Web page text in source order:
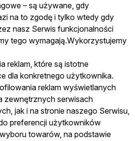
– są używane, gdy
na to zgodę i tylko wtedy gdy
nasz Serwis funkcjonalności
tego wymagają.Wykorzystujemy
reklam, które są istotne
dla konkretnego użytkownika.
reklam wyświetlanych
zewnętrznych serwisach
jak i na stronie naszego Serwisu,
preferencji użytkowników
towarów, na podstawie